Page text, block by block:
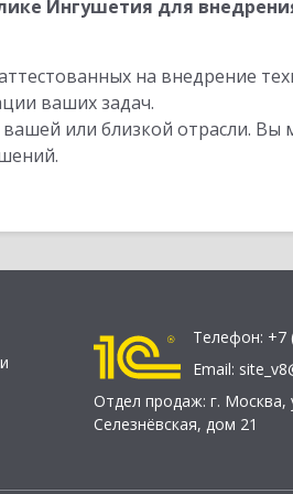
Ингушетия для
на внедрение
ваших задач.
или близкой отрасли. Вы
Телефон: +7
Email:
Отдел продаж: г. Москва,
Селезнёвская, дом 21